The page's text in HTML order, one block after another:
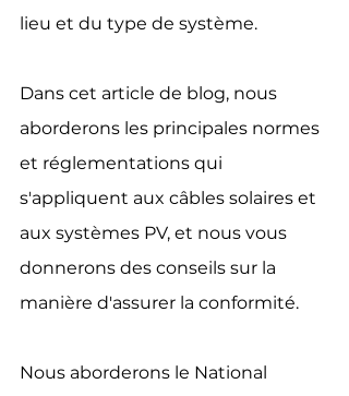
lieu et du type de système.
Dans cet article de blog, nous
aborderons les principales normes
et réglementations qui
s'appliquent aux câbles solaires et
aux systèmes PV, et nous vous
donnerons des conseils sur la
manière d'assurer la conformité.
Nous aborderons le National